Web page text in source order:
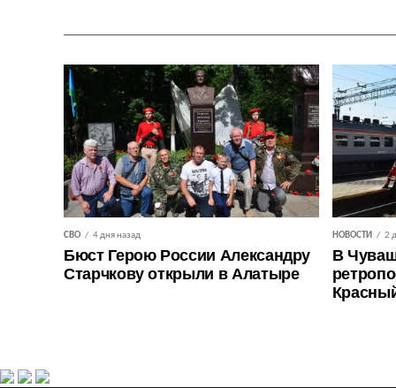
СВО 4 дня назад
Бюст Герою России Александру
Старчкову открыли в Алатыре
НОВОСТИ 2
В